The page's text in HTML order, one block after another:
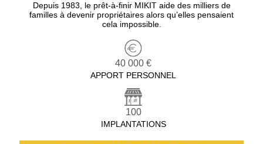
Depuis 1983, le prêt-à-finir MIKIT aide des milliers de
familles à devenir propriétaires alors qu’elles pensaient
cela impossible.
40 000 €
APPORT PERSONNEL
100
IMPLANTATIONS